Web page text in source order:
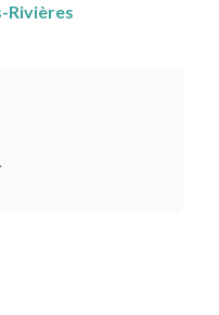
Rivières